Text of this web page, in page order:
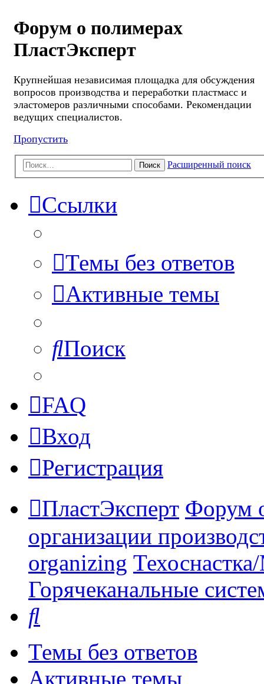
Форум о полимерах
ПластЭксперт
Крупнейшая независимая площадка для обсуждения
вопросов производства и переработки пластмасс и
эластомеров различными способами. Рекомендации
ведущих специалистов.
Пропустить
Поиск Расширенный поиск
Ссылки
Темы без ответов
Активные темы
Поиск
FAQ
Вход
Регистрация
ПластЭксперт Форум
организации
organizing
Горячеканальные
Темы без ответов
Активные темы